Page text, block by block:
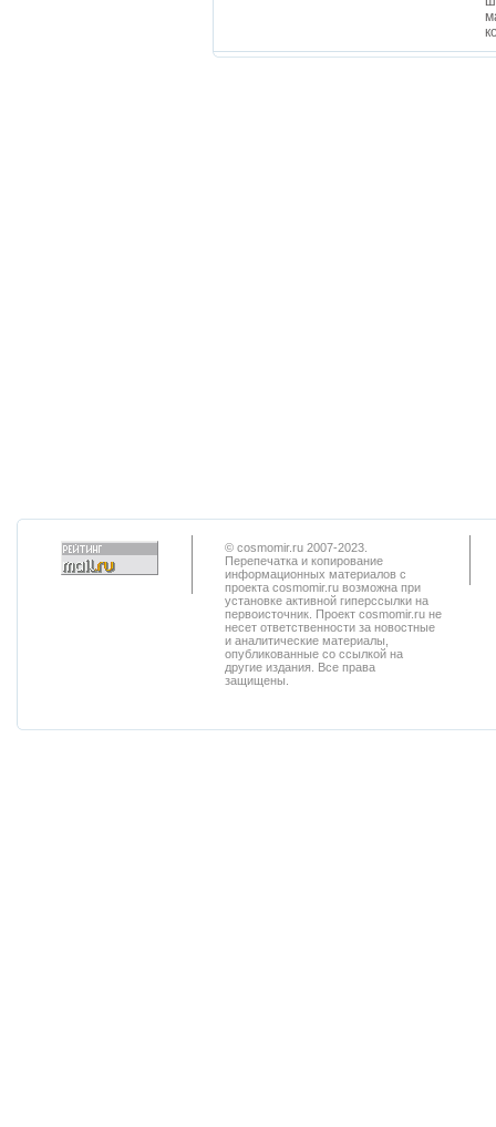
© cosmomir.ru 2007-2023.
Перепечатка и копирование
информационных материалов с
проекта cosmomir.ru возможна при
установке активной гиперссылки на
первоисточник. Проект cosmomir.ru не
несет ответственности за новостные
и аналитические материалы,
опубликованные со ссылкой на
другие издания. Все права
защищены.